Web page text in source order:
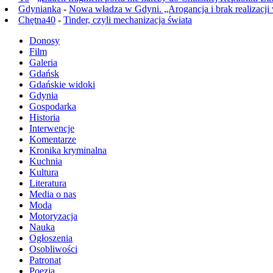
Gdynianka - Nowa władza w Gdyni. „Arogancja i brak
Chętna40 - Tinder, czyli mechanizacja świata
Donosy
Film
Galeria
Gdańsk
Gdańskie widoki
Gdynia
Gospodarka
Historia
Interwencje
Komentarze
Kronika kryminalna
Kuchnia
Kultura
Literatura
Media o nas
Moda
Motoryzacja
Nauka
Ogłoszenia
Osobliwości
Patronat